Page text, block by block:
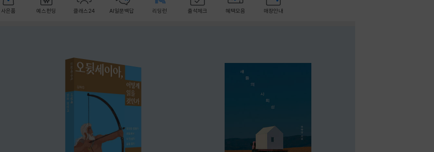
사은품 예스펀딩 클래스24 AI일문백답 리딩런 출석체크 혜택모음 매장안내